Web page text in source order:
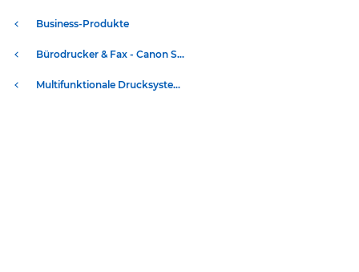
Business-Produkte
Bürodrucker & Fax - Canon Schweiz
Multifunktionale Drucksysteme